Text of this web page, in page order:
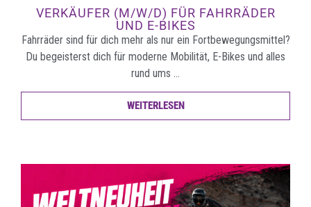
VERKÄUFER (M/W/D) FÜR FAHRRÄDER
UND E-BIKES
Fahrräder sind für dich mehr als nur ein Fortbewegungsmittel?
Du begeisterst dich für moderne Mobilität, E-Bikes und alles
rund ums …
WEITERLESEN